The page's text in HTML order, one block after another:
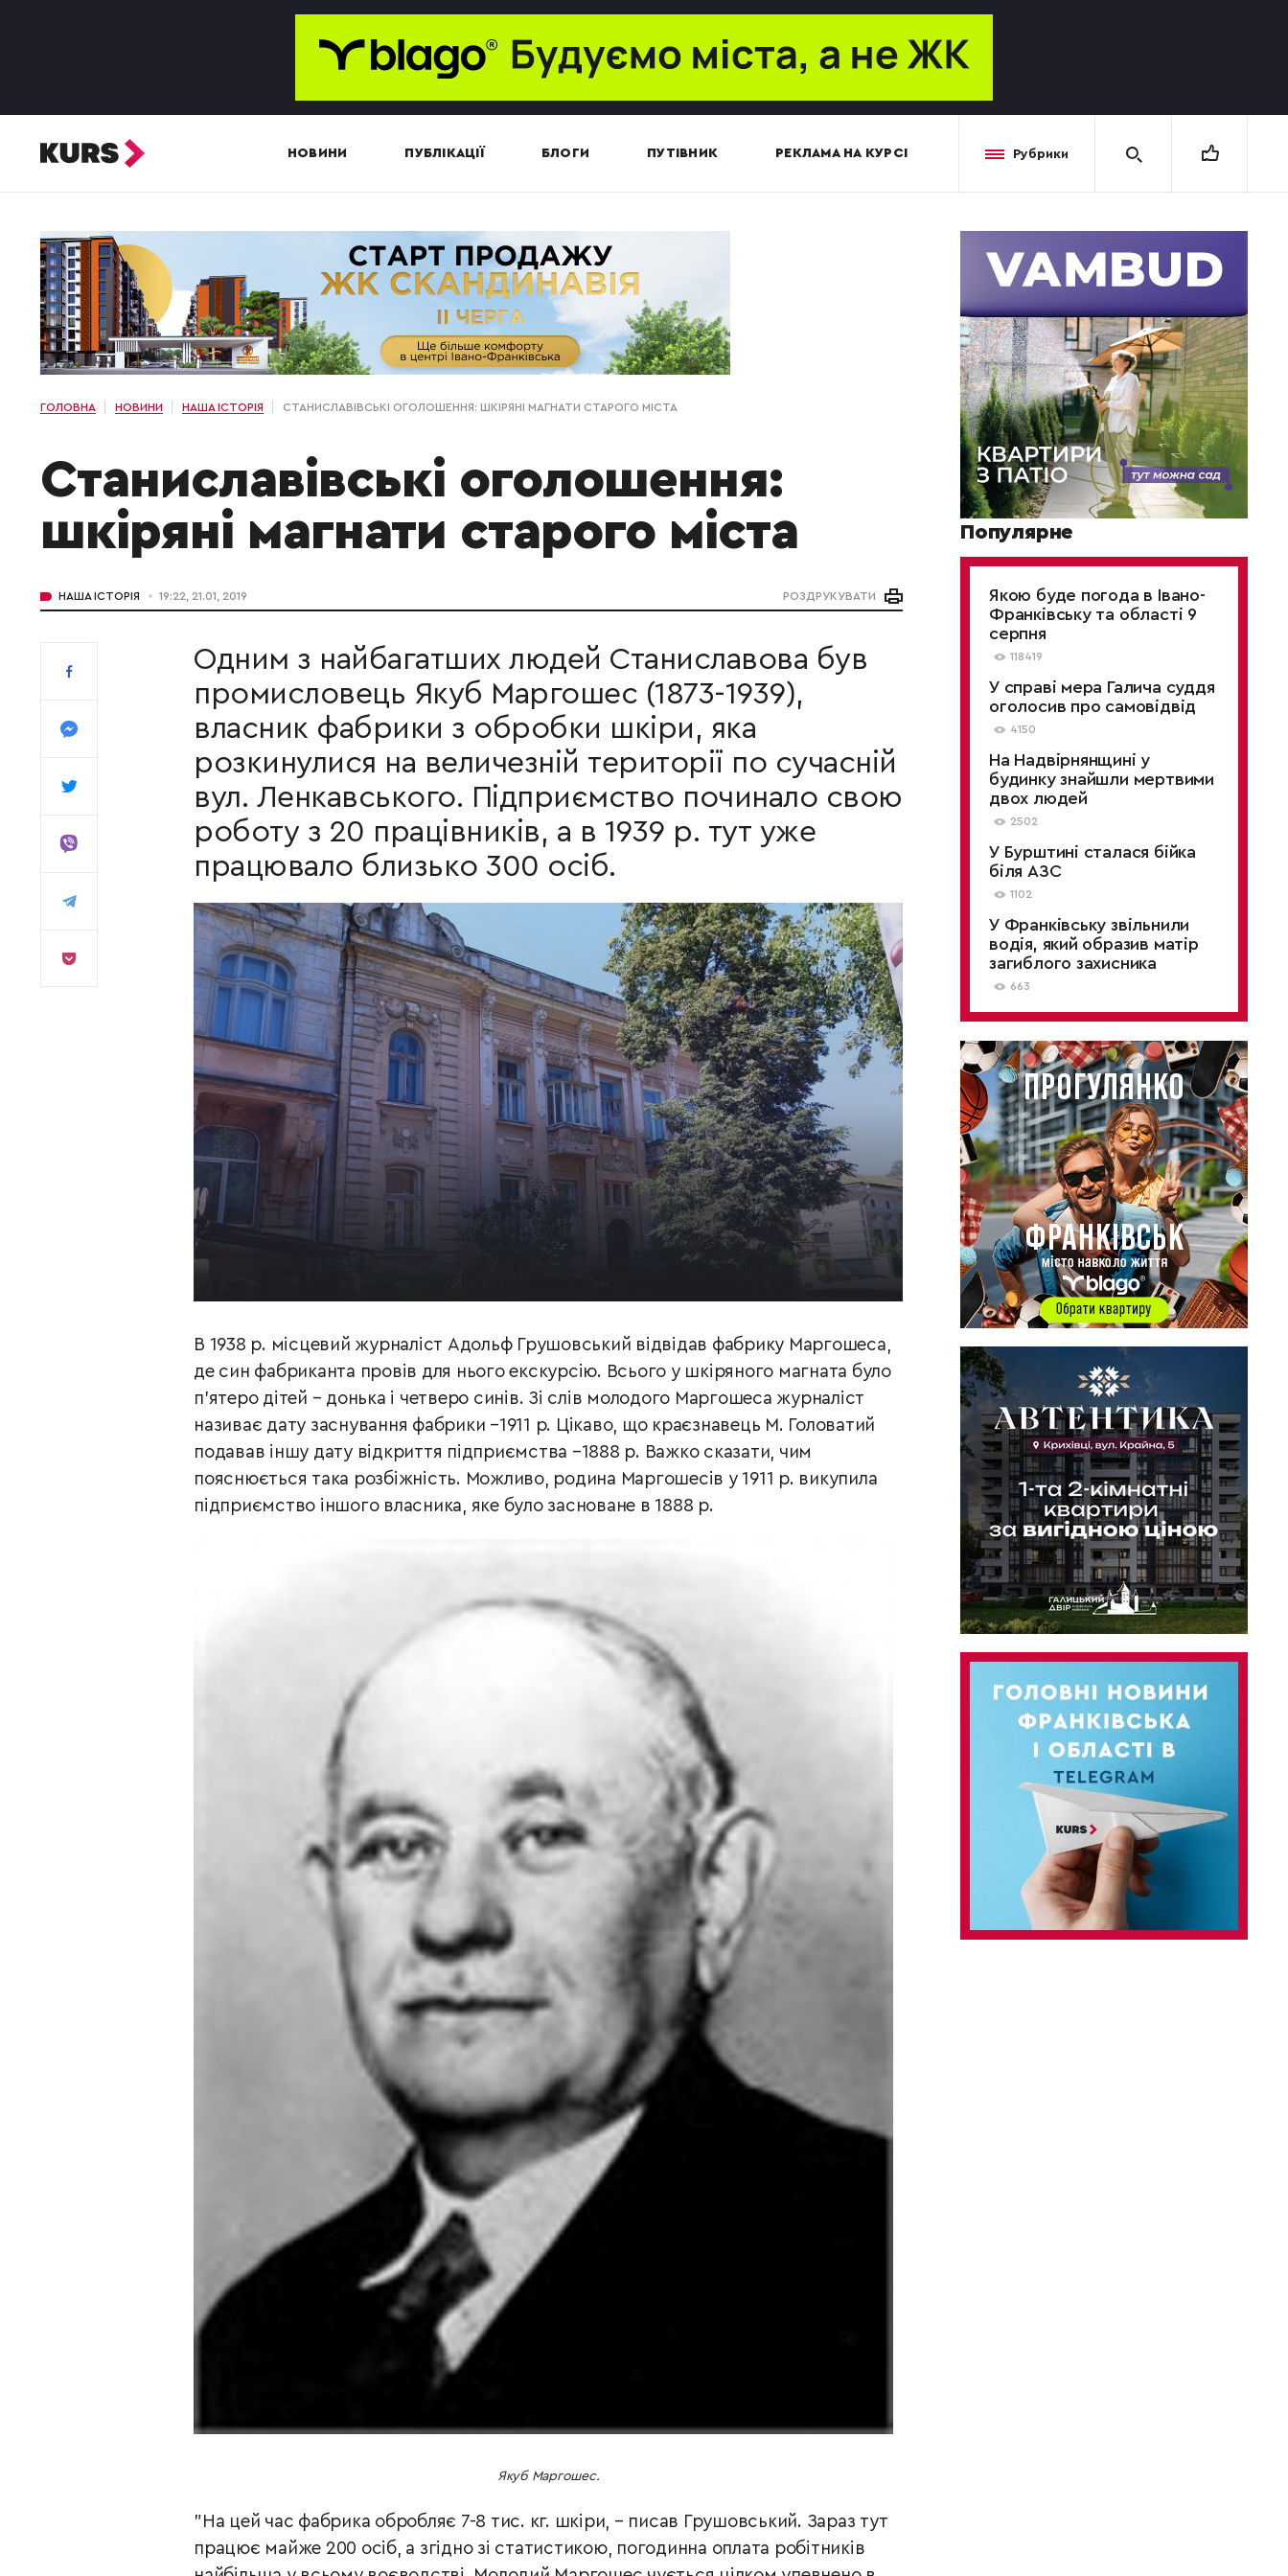
НОВИНИ ПУБЛІКАЦІЇ БЛОГИ ПУТІВНИК РЕКЛАМА НА КУРСІ Рубрики
ГОЛОВНА НОВИНИ НАША ІСТОРІЯ СТАНИСЛАВІВСЬКІ ОГОЛОШЕННЯ: ШКІРЯНІ МАГНАТИ СТАРОГО МІСТА
Станиславівські оголошення:
шкіряні магнати старого міста
НАША ІСТОРІЯ 19:22, 21.01, 2019 РОЗДРУКУВАТИ
Одним з найбагатших людей Станиславова був
промисловець Якуб Маргошес (1873-1939),
власник фабрики з обробки шкіри, яка
розкинулися на величезній території по сучасній
вул. Ленкавського. Підприємство починало свою
роботу з 20 працівників, а в 1939 р. тут уже
працювало близько 300 осіб.
В 1938 р. місцевий журналіст Адольф Грушовський відвідав фабрику Маргошеса,
де син фабриканта провів для нього екскурсію. Всього у шкіряного магната було
п’ятеро дітей – донька і четверо синів. Зі слів молодого Маргошеса журналіст
називає дату заснування фабрики –1911 р. Цікаво, що краєзнавець М. Головатий
подавав іншу дату відкриття підприємства –1888 р. Важко сказати, чим
пояснюється така розбіжність. Можливо, родина Маргошесів у 1911 р. викупила
підприємство іншого власника, яке було засноване в 1888 р.
Якуб Маргошес.
"На цей час фабрика обробляє 7-8 тис. кг. шкіри, – писав Грушовський. Зараз тут
працює майже 200 осіб, а згідно зі статистикою, погодинна оплата робітників
Популярне
Якою буде погода в Івано-
Франківську та області 9
серпня
118419
У справі мера Галича суддя
оголосив про самовідвід
4150
На Надвірнянщині у
будинку знайшли мертвими
двох людей
2502
У Бурштині сталася бійка
біля АЗС
1102
У Франківську звільнили
водія, який образив матір
загиблого захисника
663